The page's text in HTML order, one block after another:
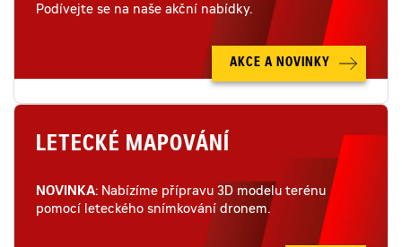
Podívejte se na naše akční nabídky.
AKCE A NOVINKY
LETECKÉ MAPOVÁNÍ
NOVINKA: Nabízíme přípravu 3D modelu terénu
pomocí leteckého snímkování dronem.